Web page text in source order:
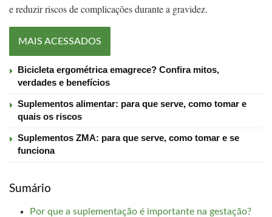
e reduzir riscos de complicações durante a gravidez.
MAIS ACESSADOS
Bicicleta ergométrica emagrece? Confira mitos,
verdades e benefícios
Suplementos alimentar: para que serve, como tomar e
quais os riscos
Suplementos ZMA: para que serve, como tomar e se
funciona
Sumário
Por que a suplementação é importante na gestação?